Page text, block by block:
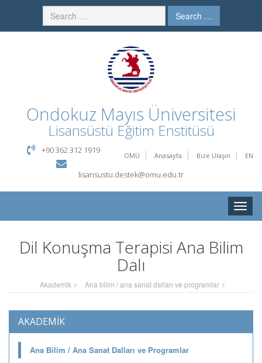
Search …
Ondokuz Mayıs Üniversitesi
Lisansüstü Eğitim Enstitüsü
OMÜ Anasayfa Bize Ulaşın EN
+90 362 312 1919
lisansustu.destek@omu.edu.tr
Toggle
Dil Konuşma Terapisi Ana Bilim
Dalı
Akademi̇k Ana bilim / ana sanat dalları ve programlar
AKADEMİK
Ana Bilim / Ana Sanat Dalları ve Programlar